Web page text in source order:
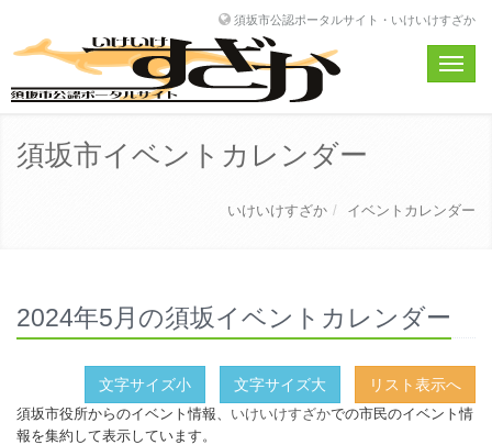
須坂市公認ポータルサイト・いけいけすざか
Toggle
須坂市イベントカレンダー
いけいけすざか イベントカレンダー
2024年5月の須坂イベントカレンダー
文字サイズ小 文字サイズ大 リスト表示へ
須坂市役所からのイベント情報、 いけいけすざかでの市民のイベント情
報を集約して表示しています。